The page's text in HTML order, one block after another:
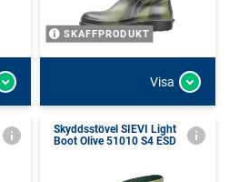
SKAFFPRODUKT
Visa
Skyddsstövel SIEVI Light
Boot Olive 51010 S4 ESD